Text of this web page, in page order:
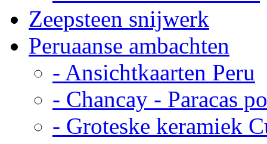
Zeepsteen snijwerk
Peruaanse ambachten
- Ansichtkaarten Peru
- Chancay - Paracas
- Groteske keramiek